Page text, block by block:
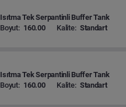
Isıtma Tek Serpantinli Buffer Tank
Boyut: 160.00 Kalite: Standart
Isıtma Tek Serpantinli Buffer Tank
Boyut: 160.00 Kalite: Standart